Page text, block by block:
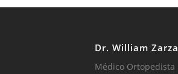
Dr. William Zarza
Médico Ortopedista